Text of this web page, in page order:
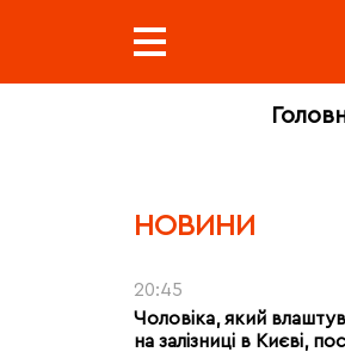
НОВИНИ
20:45
Чоловіка, який
на залізниці в Києві,